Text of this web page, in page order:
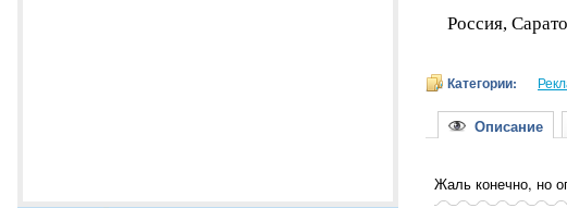
Россия,
Категории:
Описание
Жаль конечно, но